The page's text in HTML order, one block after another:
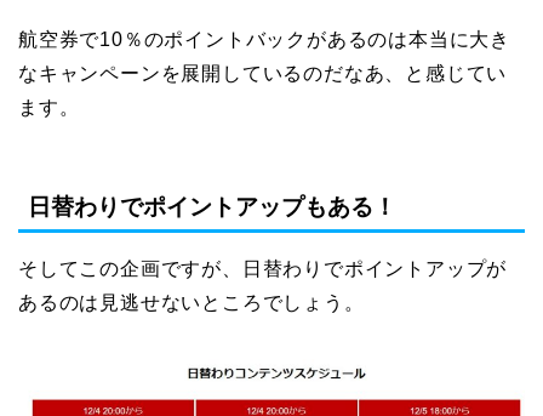
航空券で10％のポイントバックがあるのは本当に大き
なキャンペーンを展開しているのだなあ、と感じてい
ます。
日替わりでポイントアップもある！
そしてこの企画ですが、日替わりでポイントアップが
あるのは見逃せないところでしょう。